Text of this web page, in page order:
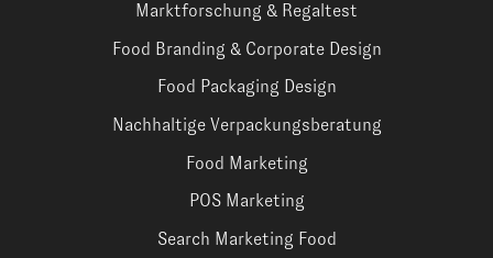
Marktforschung & Regaltest
Food Branding & Corporate Design
Food Packaging Design
Nachhaltige Verpackungsberatung
Food Marketing
POS Marketing
Search Marketing Food